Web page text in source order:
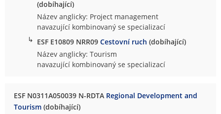
(dobíhající)
Název anglicky: Project management
navazující kombinovaný se specializací
↳ ESF E10809 NRR09Cestovní ruch (dobíhající)
Název anglicky: Tourism
navazující kombinovaný se specializací
ESF N0311A050039 N-RDTA Regional Development and
Tourism (dobíhající)